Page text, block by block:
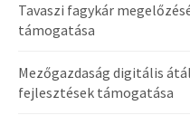
Tavaszi fagykár
támogatása
Mezőgazdaság digitális
fejlesztések támogatása